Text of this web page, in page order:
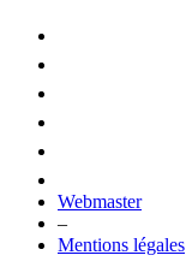
Webmaster
–
Mentions légales